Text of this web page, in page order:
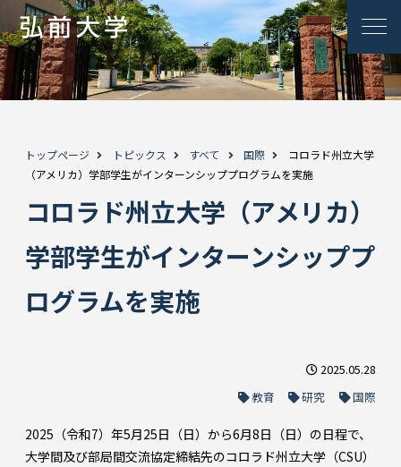
トップページ トピックス すべて 国際
コロラド州立大学
（アメリカ）学部学生がインターンシッププログラムを実施
コロラド州立大学（アメリカ）
学部学生がインターンシッププ
ログラムを実施
2025.05.28
教育
研究 国際
2025（令和7）年5月25日（日）から6月8日（日）の日程で、
大学間及び部局間交流協定締結先のコロラド州立大学（CSU）